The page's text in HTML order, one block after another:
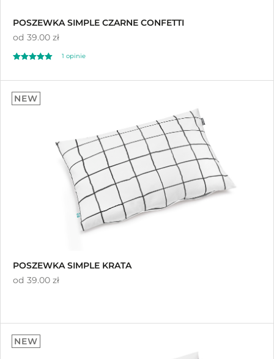
POSZEWKA SIMPLE CZARNE CONFETTI
od 39.00 zł
na 5
1 opinie
NEW
POSZEWKA SIMPLE KRATA
od 39.00 zł
NEW